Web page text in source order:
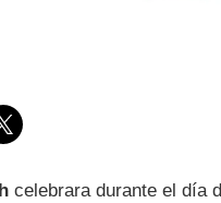
celebrara durante el día